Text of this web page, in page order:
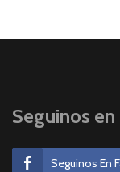
Seguinos
Seguinos En